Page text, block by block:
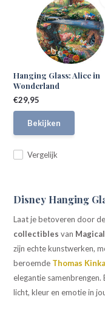
Hanging Glass: Alice in
Wonderland
Vergelijk
€29,95
Bekijken
Disney Hanging
Laat je betoveren door
collectibles van Magical
zijn echte kunstwerken,
beroemde Thomas
elegantie
licht, kleur en emotie in